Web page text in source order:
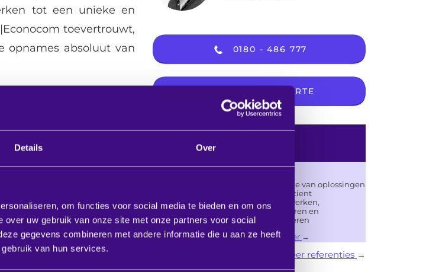
Details Over
om functies voor social media te bieden en om ons
uw gebruik van onze site met onze partners voor social
gegevens combineren met andere informatie die u aan ze heeft
van hun services.
tot een unieke en
toevertrouwt,
opnames absoluut van
van
in huis om een
of promotiefilm voor je
in goede handen. Ons
uit hoogopgeleide
voor je verzorgen.
weet je in ieder geval
niveau is. Evenals de
0180 - 486 777
VRAAG / OFFERTE
Referenties
Realisatie van oplossingen
voor efficient
samenwerken,
vergaderen en
presenteren
lees meer
meer referenties